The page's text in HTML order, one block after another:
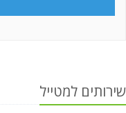
שירותים למטייל